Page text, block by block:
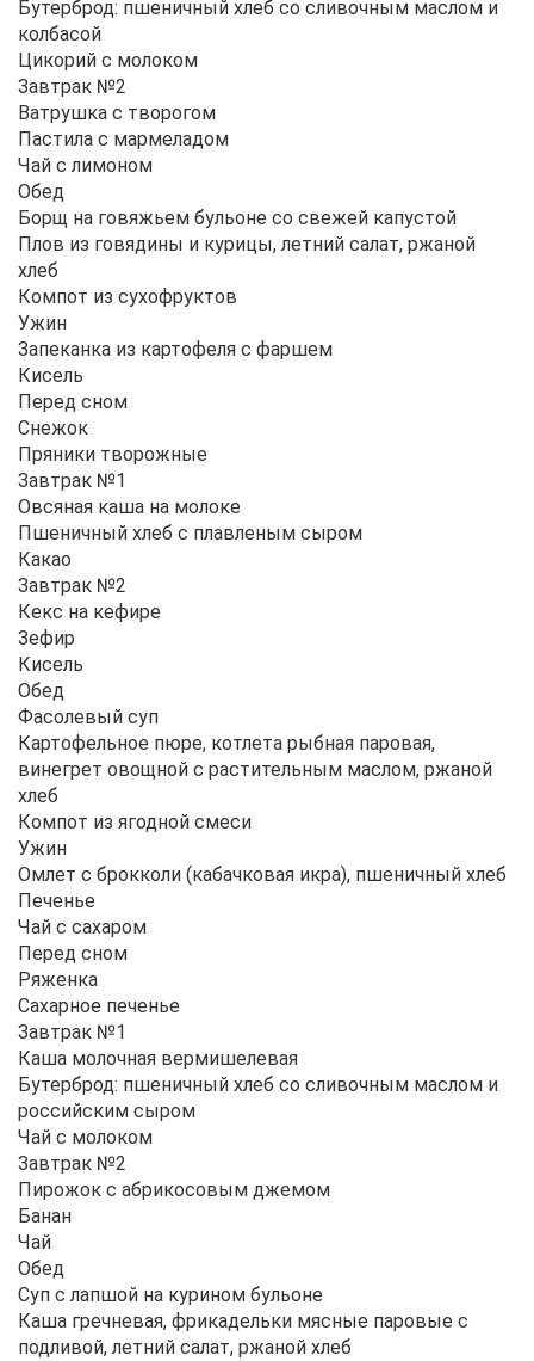
Бутерброд: пшеничный хлеб со сливочным маслом и
колбасой
Цикорий с молоком
Завтрак №2
Ватрушка с творогом
Пастила с мармеладом
Чай с лимоном
Обед
Борщ на говяжьем бульоне со свежей капустой
Плов из говядины и курицы, летний салат, ржаной
хлеб
Компот из сухофруктов
Ужин
Запеканка из картофеля с фаршем
Кисель
Перед сном
Снежок
Пряники творожные
Завтрак №1
Овсяная каша на молоке
Пшеничный хлеб с плавленым сыром
Какао
Завтрак №2
Кекс на кефире
Зефир
Кисель
Обед
Фасолевый суп
Картофельное пюре, котлета рыбная паровая,
винегрет овощной с растительным маслом, ржаной
хлеб
Компот из ягодной смеси
Ужин
Омлет с брокколи (кабачковая икра), пшеничный хлеб
Печенье
Чай с сахаром
Перед сном
Ряженка
Сахарное печенье
Завтрак №1
Каша молочная вермишелевая
Бутерброд: пшеничный хлеб со сливочным маслом и
российским сыром
Чай с молоком
Завтрак №2
Пирожок с абрикосовым джемом
Банан
Чай
Обед
Суп с лапшой на курином бульоне
Каша гречневая, фрикадельки мясные паровые с
подливой, летний салат, ржаной хлеб